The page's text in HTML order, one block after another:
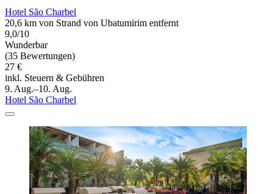
Hotel São Charbel
20,6 km von Strand von Ubatumirim entfernt
9,0/10
Wunderbar
(35 Bewertungen)
27 €
inkl. Steuern & Gebühren
9. Aug.–10. Aug.
Hotel São Charbel